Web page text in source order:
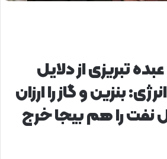
تبریزی از دلایل
بنزین و گاز را ارزان
نفت را هم بیجا خرج